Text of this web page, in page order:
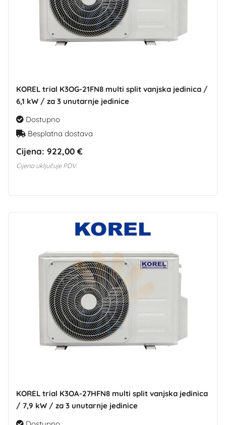
KOREL trial K3OG-21FN8 multi split vanjska jedinica /
6,1 kW / za 3 unutarnje jedinice
Dostupno
Besplatna dostava
Cijena: 922,00 €
Cijena uključuje PDV.
KOREL trial K3OA-27HFN8 multi split vanjska jedinica
/ 7,9 kW / za 3 unutarnje jedinice